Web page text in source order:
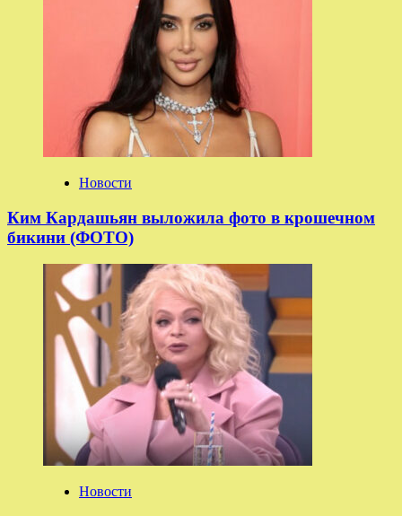
Новости
Ким Кардашьян выложила фото в крошечном
бикини (ФОТО)
Новости